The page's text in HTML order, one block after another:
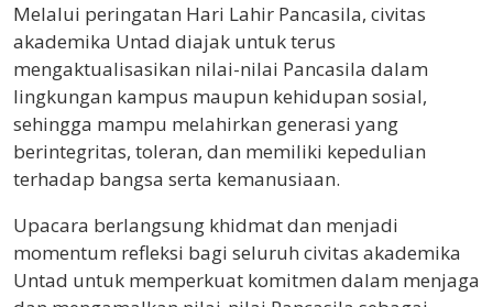
Melalui peringatan Hari Lahir Pancasila, civitas
akademika Untad diajak untuk terus
mengaktualisasikan nilai-nilai Pancasila dalam
lingkungan kampus maupun kehidupan sosial,
sehingga mampu melahirkan generasi yang
berintegritas, toleran, dan memiliki kepedulian
terhadap bangsa serta kemanusiaan.
Upacara berlangsung khidmat dan menjadi
momentum refleksi bagi seluruh civitas akademika
Untad untuk memperkuat komitmen dalam menjaga